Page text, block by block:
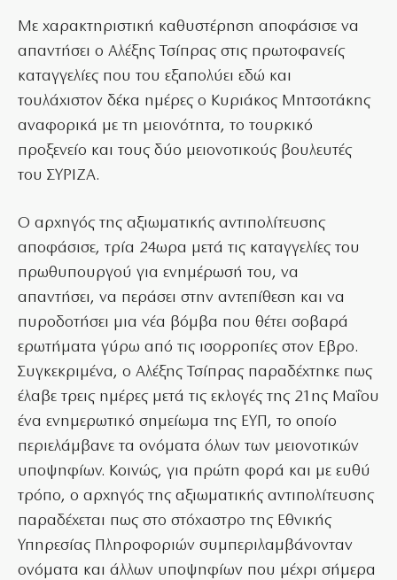
Με χαρακτηριστική καθυστέρηση αποφάσισε να
απαντήσει ο Αλέξης Τσίπρας στις πρωτοφανείς
καταγγελίες που του εξαπολύει εδώ και
τουλάχιστον δέκα ημέρες ο Κυριάκος Μητσοτάκης
αναφορικά με τη μειονότητα, το τουρκικό
προξενείο και τους δύο μειονοτικούς βουλευτές
του ΣΥΡΙΖΑ.
Ο αρχηγός της αξιωματικής αντιπολίτευσης
αποφάσισε, τρία 24ωρα μετά τις καταγγελίες του
πρωθυπουργού για ενημέρωσή του, να
απαντήσει, να περάσει στην αντεπίθεση και να
πυροδοτήσει μια νέα βόμβα που θέτει σοβαρά
ερωτήματα γύρω από τις ισορροπίες στον Εβρο.
Συγκεκριμένα, ο Αλέξης Τσίπρας παραδέχτηκε πως
έλαβε τρεις ημέρες μετά τις εκλογές της 21ης Μαΐου
ένα ενημερωτικό σημείωμα της ΕΥΠ, το οποίο
περιελάμβανε τα ονόματα όλων των μειονοτικών
υποψηφίων. Κοινώς, για πρώτη φορά και με ευθύ
τρόπο, ο αρχηγός της αξιωματικής αντιπολίτευσης
παραδέχεται πως στο στόχαστρο της Εθνικής
Υπηρεσίας Πληροφοριών συμπεριλαμβάνονταν
ονόματα και άλλων υποψηφίων που μέχρι σήμερα